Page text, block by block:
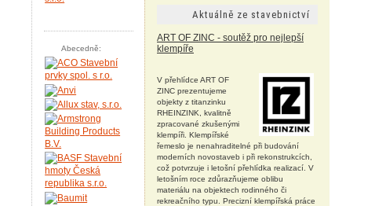
Abecedně:
Aktuálně ze stavebnictví
ART OF ZINC - soutěž pro nejlepší
klempíře
V přehlídce ART OF
ZINC prezentujeme
objekty z titanzinku
RHEINZINK, kvalitně
zpracované zkušenými
klempíři. Klempířské
řemeslo je nenahraditelné při budování
moderních novostaveb i při rekonstrukcích,
což potvrzuje i letošní přehlídka realizací. V
letošním roce zdůrazňujeme oblibu
materiálu na objektech rodinného či
rekreačního typu. Precizní klempířská práce